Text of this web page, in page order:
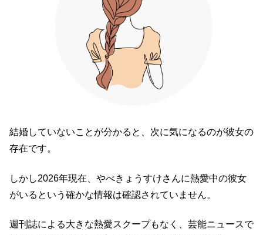
結婚していないことが分かると、次に気になるのが彼女の
存在です。
しかし2026年現在、やべきょうすけさんに熱愛中の彼女
がいるという確かな情報は確認されていません。
週刊誌による大きな熱愛スクープもなく、芸能ニュースで